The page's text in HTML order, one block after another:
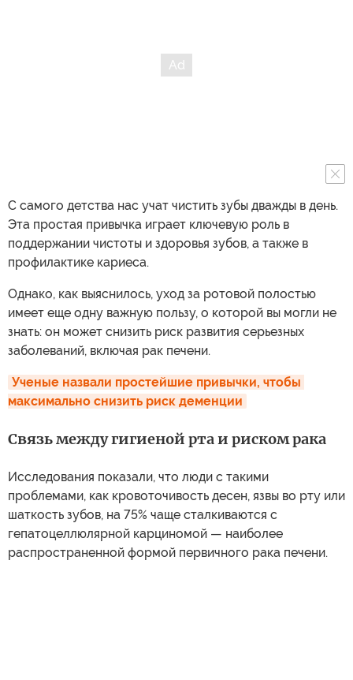
С самого детства нас учат чистить зубы дважды в день.
Эта простая привычка играет ключевую роль в
поддержании чистоты и здоровья зубов, а также в
профилактике кариеса.
Однако, как выяснилось, уход за ротовой полостью
имеет еще одну важную пользу, о которой вы могли не
знать: он может снизить риск развития серьезных
заболеваний, включая рак печени.
Ученые назвали простейшие привычки, чтобы
максимально снизить риск деменции
Связь между гигиеной рта и риском рака
Исследования показали, что люди с такими
проблемами, как кровоточивость десен, язвы во рту или
шаткость зубов, на 75% чаще сталкиваются с
гепатоцеллюлярной карциномой — наиболее
распространенной формой первичного рака печени.